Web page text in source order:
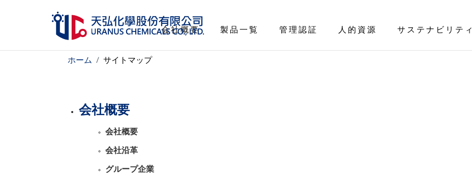
会社概要
会社概要 製品一覧 管理認証 人的資源 サステナビリティ
ホーム サイトマップ
会社概要
会社概要
会社沿革
グループ企業